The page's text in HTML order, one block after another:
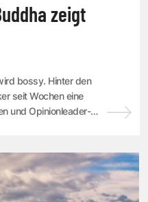
zeigt
bossy. Hinter den
seit Wochen eine
und Opinionleader-